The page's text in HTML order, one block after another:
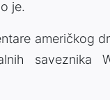
je.
američkog
saveznika